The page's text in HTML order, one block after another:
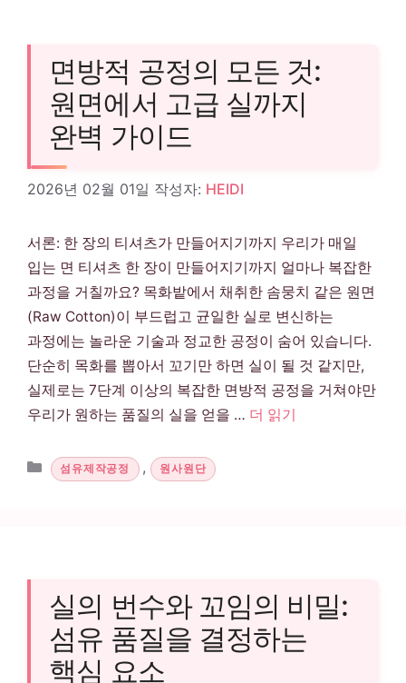
면방적 공정의 모든 것:
원면에서 고급 실까지
완벽 가이드
2026년 02월 01일 작성자: HEIDI
서론: 한 장의 티셔츠가 만들어지기까지 우리가 매일
입는 면 티셔츠 한 장이 만들어지기까지 얼마나 복잡한
과정을 거칠까요? 목화밭에서 채취한 솜뭉치 같은 원면
(Raw Cotton)이 부드럽고 균일한 실로 변신하는
과정에는 놀라운 기술과 정교한 공정이 숨어 있습니다.
단순히 목화를 뽑아서 꼬기만 하면 실이 될 것 같지만,
실제로는 7단계 이상의 복잡한 면방적 공정을 거쳐야만
우리가 원하는 품질의 실을 얻을 … 더 읽기
카테고리
섬유제작공정 , 원사원단
실의 번수와 꼬임의 비밀:
섬유 품질을 결정하는
핵심 요소